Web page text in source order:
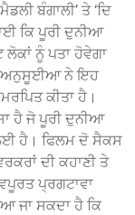
ਬੰਗਾਲੀ’ ਤੇ ‘ਦਿ
ਕਿ ਪੂਰੀ ਦੁਨੀਆ
ਨੂੰ ਪਤਾ ਹੋਵੇਗਾ
ਅਨੁਸੂਈਆ ਨੇ ਇਹ
ਕੀਤਾ ਹੈ।
ਹੈ ਜੋ ਪੂਰੀ ਦੁਨੀਆ
ਲਈ ਹੈ। ਫਿਲਮ ਦੋ ਸੈਕਸ
ਦੀ ਕਹਾਣੀ ਤੇ
ਪ੍ਰਗਟਾਵਾ
ਜਾ ਸਕਦਾ ਹੈ ਕਿ